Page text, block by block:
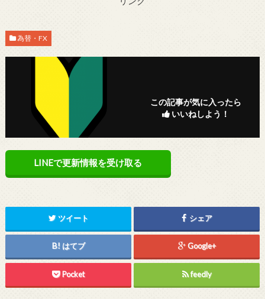
為替・FX
この記事が気に入ったら
いいねしよう！
LINEで更新情報を受け取る
ツイート シェア
はてブ Google+
Pocket feedly